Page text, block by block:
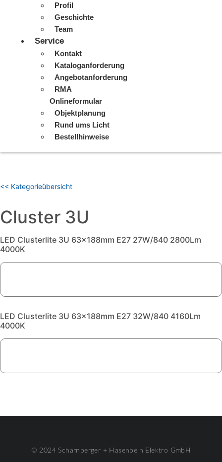
Profil
Geschichte
Team
Service
Kontakt
Kataloganforderung
Angebotanforderung
RMA
Onlineformular
Objektplanung
Rund ums Licht
Bestellhinweise
<< Kategorieübersicht
Cluster 3U
LED Clusterlite 3U 63x188mm E27 27W/840 2800Lm
4000K
LED Clusterlite 3U 63x188mm E27 32W/840 4160Lm
4000K
© 2024 Scharnberger + Hasenbein Elektro GmbH